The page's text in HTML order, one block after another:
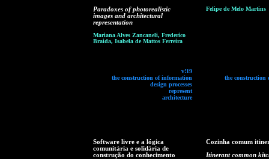
Paradoxes of photorealistic
images and architectural
representation
Mariana Alves Zancaneli, Frederico
Braida, Isabela de Mattos Ferreira
v!19
the construction of information
design processes
represent
architecture
Felipe de Melo Martins
the construction
Software livre e a lógica
comunitária e solidária de
construção do conhecimento
Cozinha comum
Itinerant common